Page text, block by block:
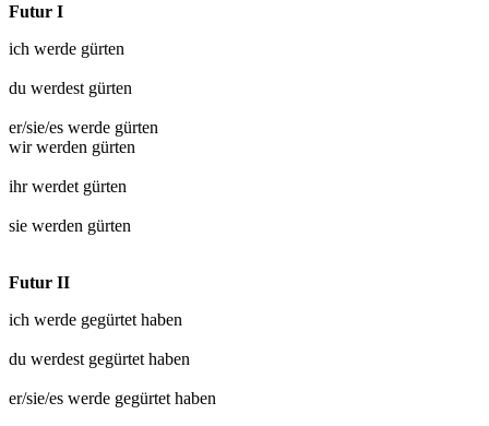
Futur I
ich werde gürten
du werdest gürten
er/sie/es werde gürten
wir werden gürten
ihr werdet gürten
sie werden gürten
Futur II
ich werde gegürtet haben
du werdest gegürtet haben
er/sie/es werde gegürtet haben